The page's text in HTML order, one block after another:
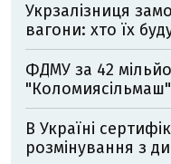
Укрзалізниця
вагони: хто їх
ФДМУ за 42
"Коломиясільмаш"
В Україні
розмінування з